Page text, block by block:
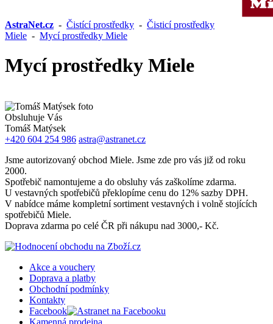
AstraNet.cz - Čistící prostředky - Čisticí prostředky
Miele - Mycí prostředky Miele
Mycí prostředky Miele
Obsluhuje Vás
Tomáš Matýsek
+420 604 254 986 astra@astranet.cz
Jsme autorizovaný obchod Miele. Jsme zde pro vás již od roku
2000.
Spotřebič namontujeme a do obsluhy vás zaškolíme zdarma.
U vestavných spotřebičů překlopíme cenu do 12% sazby DPH.
V nabídce máme kompletní sortiment vestavných i volně stojících
spotřebičů Miele.
Doprava zdarma po celé ČR při nákupu nad 3000,- Kč.
Akce a vouchery
Doprava a platby
Obchodní podmínky
Kontakty
Facebook
Kamenná prodejna